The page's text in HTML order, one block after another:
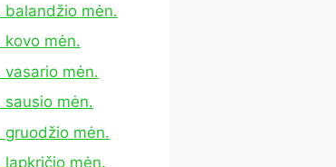
balandžio mėn.
kovo mėn.
vasario mėn.
sausio mėn.
gruodžio mėn.
lapkričio mėn.